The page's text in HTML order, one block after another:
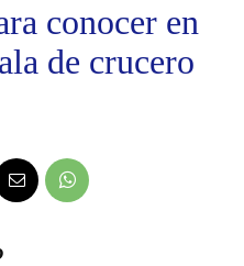
conocer en
de crucero